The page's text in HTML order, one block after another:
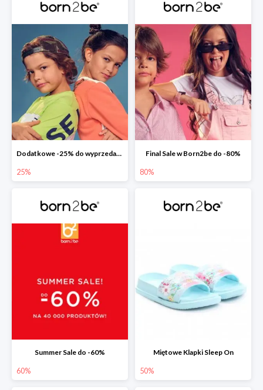
Dodatkowe -25% do wyprzedaży w Born2be
25%
Final Sale w Born2be do -80%
80%
Summer Sale do -60%
60%
Miętowe Klapki Sleep On
50%